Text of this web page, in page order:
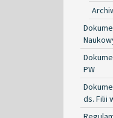
PW
ds. Filii